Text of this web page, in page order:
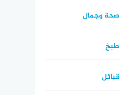
صحة وجمال
طبخ
قبائل